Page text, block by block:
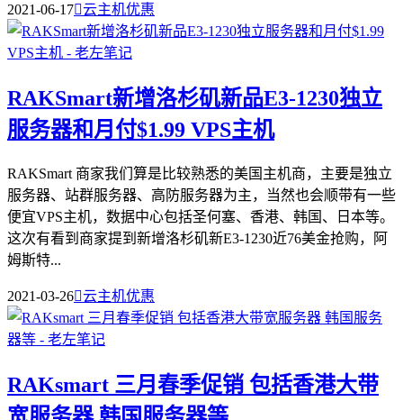
2021-06-17云主机优惠
RAKSmart新增洛杉矶新品E3-1230独立
服务器和月付$1.99 VPS主机
RAKSmart 商家我们算是比较熟悉的美国主机商，主要是独立
服务器、站群服务器、高防服务器为主，当然也会顺带有一些
便宜VPS主机，数据中心包括圣何塞、香港、韩国、日本等。
这次有看到商家提到新增洛杉矶新E3-1230近76美金抢购，阿
姆斯特...
2021-03-26云主机优惠
RAKsmart 三月春季促销 包括香港大带